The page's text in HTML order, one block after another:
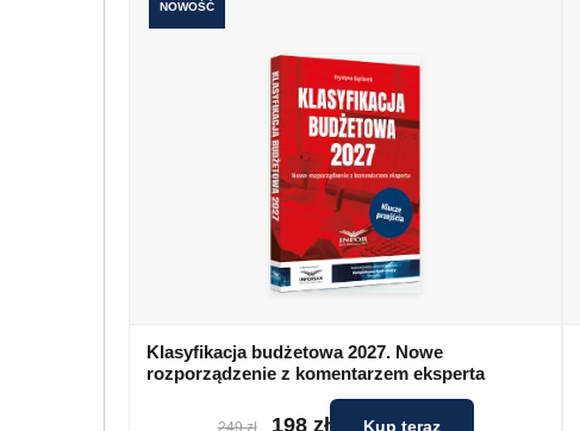
NOWOŚĆ
Klasyfikacja budżetowa 2027. Nowe
rozporządzenie z komentarzem eksperta
198 zł Kup teraz